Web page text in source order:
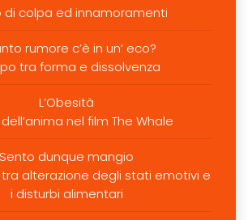
di colpa ed innamoramenti
rumore c’è in un’ eco?
tra forma e dissolvenza
L’Obesità
nel film The Whale
Sento dunque mangio
alterazione degli stati emotivi e
i disturbi alimentari